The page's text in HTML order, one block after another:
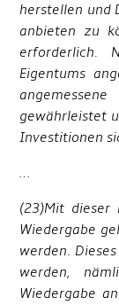
herstellen und
anbieten zu
erforderlich.
Eigentums
gewährleistet
Investitionen
…
(23)Mit
Wiedergabe
werden.
werden,
Wiedergabe